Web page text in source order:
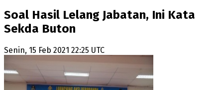
Soal Hasil Lelang Jabatan, Ini Kata
Sekda Buton
Senin, 15 Feb 2021 22:25 UTC